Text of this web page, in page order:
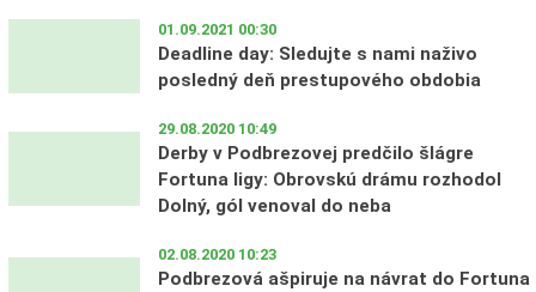
01.09.2021 00:30
Deadline day: Sledujte s nami naživo
posledný deň prestupového obdobia
29.08.2020 10:49
Derby v Podbrezovej predčilo šlágre
Fortuna ligy: Obrovskú drámu rozhodol
Dolný, gól venoval do neba
02.08.2020 10:23
Podbrezová ašpiruje na návrat do Fortuna